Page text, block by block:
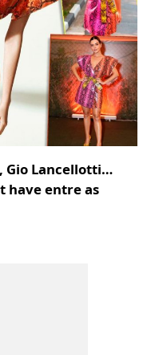
Gio Lancellotti…
have entre as